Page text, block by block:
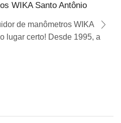
WIKA Santo Antônio
de manômetros WIKA
lugar certo! Desde 1995, a